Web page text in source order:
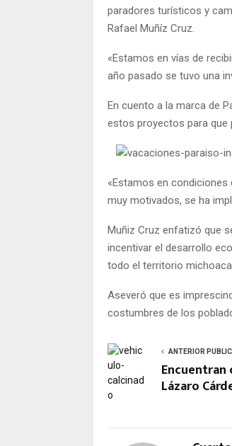
paradores turísticos y
Rafael Muñíz Cruz.
«Estamos en vías de
año pasado se tuvo una
En cuento a la marca de
estos proyectos para que
«Estamos en
muy motivados, se ha
Muñiz Cruz enfatizó que
incentivar el desarrollo
todo el territorio
Aseveró que es
costumbres de los
ANTERIOR
Encuentran
Lázaro